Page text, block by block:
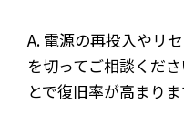
A. 電源の再投入やリ
を切ってご相談くだ
とで復旧率が高まりま